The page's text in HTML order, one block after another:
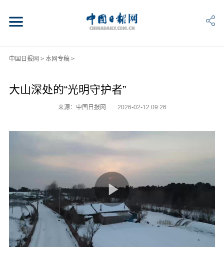
中国日报网 > 本网专稿>
大山深处的“光明守护者”​
来源：中国日报网 2026-02-12 09:26